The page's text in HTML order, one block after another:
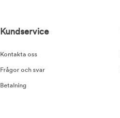
Kundservice
Kontakta oss
Frågor och svar
Betalning